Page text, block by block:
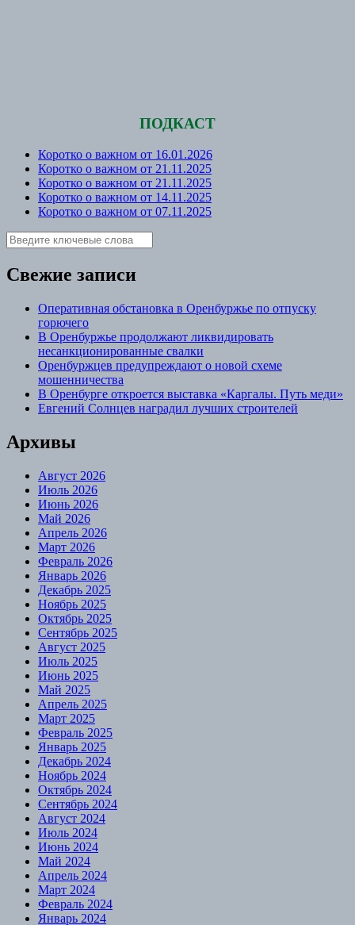
ПОДКАСТ
Коротко о важном от 16.01.2026
Коротко о важном от 21.11.2025
Коротко о важном от 21.11.2025
Коротко о важном от 14.11.2025
Коротко о важном от 07.11.2025
Свежие записи
Оперативная обстановка в Оренбуржье по отпуску
горючего
В Оренбуржье продолжают ликвидировать
несанкционированные свалки
Оренбуржцев предупреждают о новой схеме
мошенничества
В Оренбурге откроется выставка «Каргалы. Путь меди»
Евгений Солнцев наградил лучших строителей
Архивы
Август 2026
Июль 2026
Июнь 2026
Май 2026
Апрель 2026
Март 2026
Февраль 2026
Январь 2026
Декабрь 2025
Ноябрь 2025
Октябрь 2025
Сентябрь 2025
Август 2025
Июль 2025
Июнь 2025
Май 2025
Апрель 2025
Март 2025
Февраль 2025
Январь 2025
Декабрь 2024
Ноябрь 2024
Октябрь 2024
Сентябрь 2024
Август 2024
Июль 2024
Июнь 2024
Май 2024
Апрель 2024
Март 2024
Февраль 2024
Январь 2024